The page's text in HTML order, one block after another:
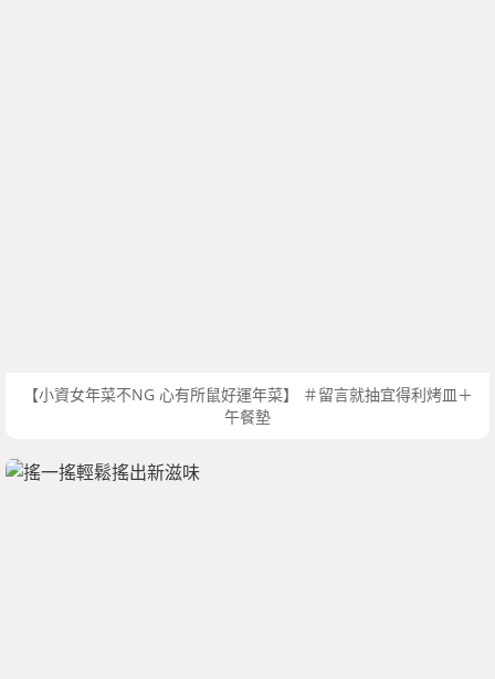
【小資女年菜不NG 心有所鼠好運年菜】 ＃留言就抽宜得利烤皿＋
午餐墊